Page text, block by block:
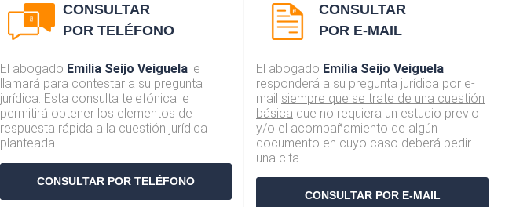
CONSULTAR
POR TELÉFONO
El abogado Emilia Seijo Veiguela le
llamará para contestar a su pregunta
jurídica. Esta consulta telefónica le
permitirá obtener los elementos de
respuesta rápida a la cuestión jurídica
planteada.
CONSULTAR POR TELÉFONO
CONSULTAR
POR E-MAIL
El abogado Emilia Seijo Veiguela
responderá a su pregunta jurídica por e-
mail siempre que se trate de una cuestión
básica que no requiera un estudio previo
y/o el acompañamiento de algún
documento en cuyo caso deberá pedir
una cita.
CONSULTAR POR E-MAIL